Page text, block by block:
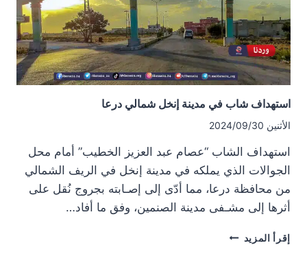
استهداف شاب في مدينة إنخل شمالي درعا
الأثنين 2024/09/30
استهداف الشاب “عصام عبد العزيز الخطيب” أمام محل
الجوالات الذي يملكه في مدينة إنخل في الريف الشمالي
من محافظة درعا، مما أدّى إلى إصـابته بجروج نُقل على
أثرها إلى مشـفى مدينة الصنمين، وفق ما أفاد…
إقرأ المزيد استهداف